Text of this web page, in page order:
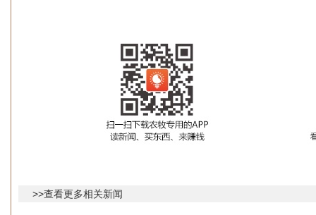
>>查看更多相关新闻